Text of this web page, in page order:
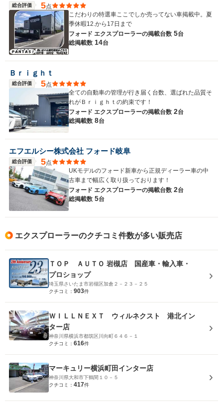
総合評価 5点
こだわりの特選車ここでしか売ってない車掲載中。夏
季休暇12.から17日まで
フォード エクスプローラーの掲載台数 5台
総掲載数 14台
Ｂｒｉｇｈｔ
総合評価 5点
全ての自動車の管理が行き届く台数、選ばれた品質そ
れがＢｒｉｇｈｔの約束です！
フォード エクスプローラーの掲載台数 2台
総掲載数 8台
エフエルシー株式会社 フォード岐阜
総合評価 5点
UKモデルのフォード新車から正規ディーラー車の中
古車まで幅広く取り扱っております！
フォード エクスプローラーの掲載台数 2台
総掲載数 5台
エクスプローラーのクチコミ件数が多い販売店
ＴＯＰ ＡＵＴＯ 岩槻店 国産車・輸入車・
プロショップ
埼玉県さいたま市岩槻区加倉２－２３－２５
クチコミ： 903件
ＷＩＬＬＮＥＸＴ ウィルネクスト 港北イン
ター店
神奈川県横浜市都筑区川向町６４６－１
クチコミ： 616件
マーキュリー横浜町田インター店
神奈川県大和市下鶴間１０－５
クチコミ： 417件